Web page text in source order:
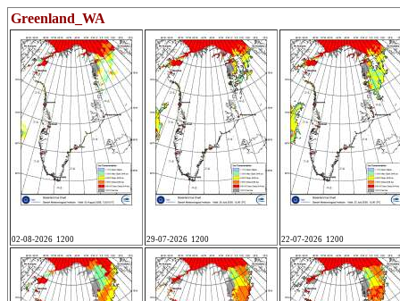
Greenland_WA
02-08-2026 1200 29-07-2026 1200 22-07-2026 1200